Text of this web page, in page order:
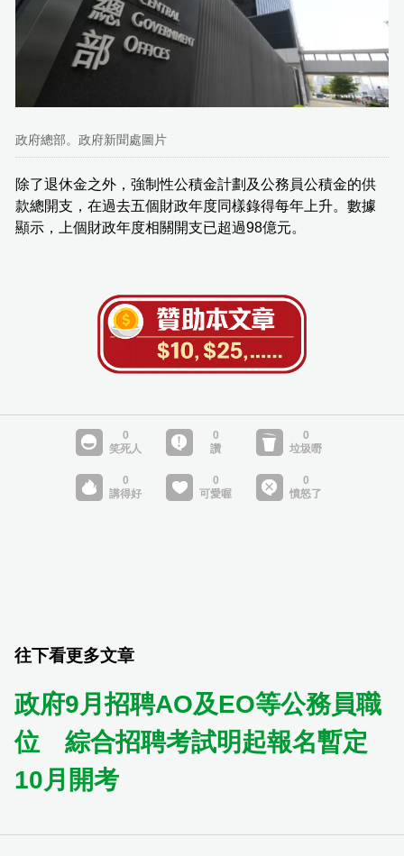
政府總部。政府新聞處圖片
除了退休金之外，強制性公積金計劃及公務員公積金的供
款總開支，在過去五個財政年度同樣錄得每年上升。數據
顯示，上個財政年度相關開支已超過98億元。
往下看更多文章
政府9月招聘AO及EO等公務員職
位 綜合招聘考試明起報名暫定
10月開考